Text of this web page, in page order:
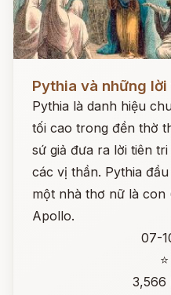
Pythia và những
Pythia là danh hiệu
tối cao trong đền thờ
sứ giả đưa ra lời tiên
các vị thần. Pythia
một nhà thơ nữ là con
Apollo.
07-
3,566